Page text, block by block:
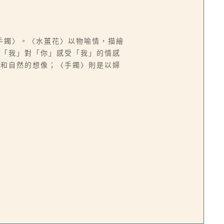
〉。〈水薑花〉以物喻情，描繪
我」對「你」感受「我」的情感
自然的想像；〈手鐲〉則是以婦